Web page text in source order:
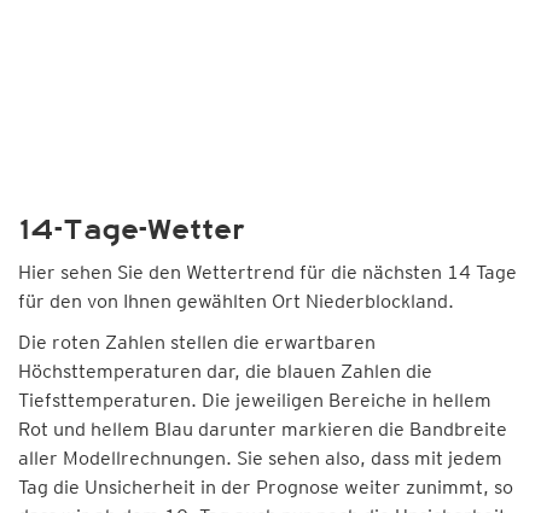
14-Tage-Wetter
Hier sehen Sie den Wettertrend für die nächsten 14 Tage
für den von Ihnen gewählten Ort Niederblockland.
Die roten Zahlen stellen die erwartbaren
Höchsttemperaturen dar, die blauen Zahlen die
Tiefsttemperaturen. Die jeweiligen Bereiche in hellem
Rot und hellem Blau darunter markieren die Bandbreite
aller Modellrechnungen. Sie sehen also, dass mit jedem
Tag die Unsicherheit in der Prognose weiter zunimmt, so